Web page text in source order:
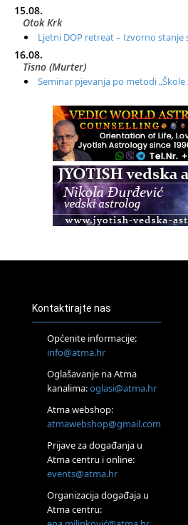
15.08.
Otok Krk
Ljetni DOP retreat – Izvorno stanje
16.08.
Tisno (Murter)
Seminar pjevanja po metodi „Škole
Radionica: Pomagači iz drugih
Zagreb+Online
Osnovni ThetaHealing® tečaj,
Access BARS®, otpusti stres
Pjesma srca / Zagreb
Tečaj Višeg Vodstva, razvijanja
Online
Postanite Nositelj Vibracije Nove
Visoko
Alemka Dauskardt – Jednodnevna
konstelacija
Zagreb
HOD PO ŽERAVICI – Seminar koji
SoulFest – Festival glazbe,
Kontaktirajte nas
Općenite informacije:
info@atma.hr
Oglašavanje na Atma
kanalima:oglasi@atma.hr
Atma webshop:
atmawebshop@gmail.com
Prijave za događanja u
Atma centru i online:
events@atma.hr
Organizacija događaja u
Atma centru: